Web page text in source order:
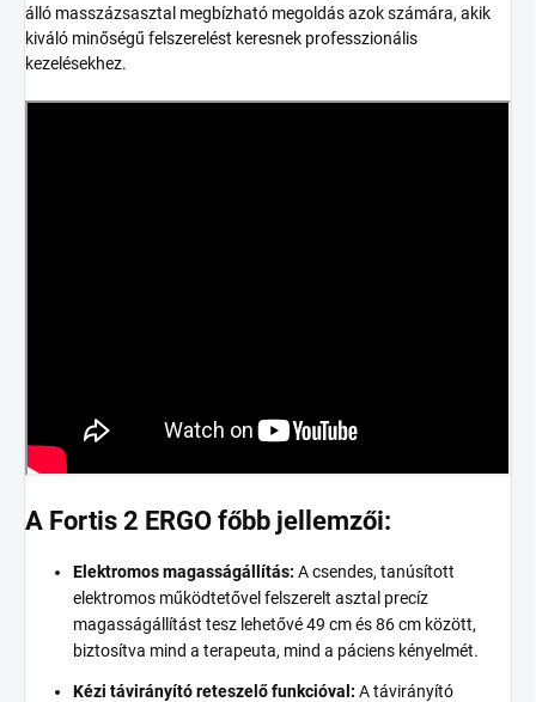
álló masszázsasztal megbízható megoldás azok számára, akik
kiváló minőségű felszerelést keresnek professzionális
kezelésekhez.
A Fortis 2 ERGO főbb jellemzői:
Elektromos magasságállítás: A csendes, tanúsított
elektromos működtetővel felszerelt asztal precíz
magasságállítást tesz lehetővé 49 cm és 86 cm között,
biztosítva mind a terapeuta, mind a páciens kényelmét.
Kézi távirányító reteszelő funkcióval: A távirányító